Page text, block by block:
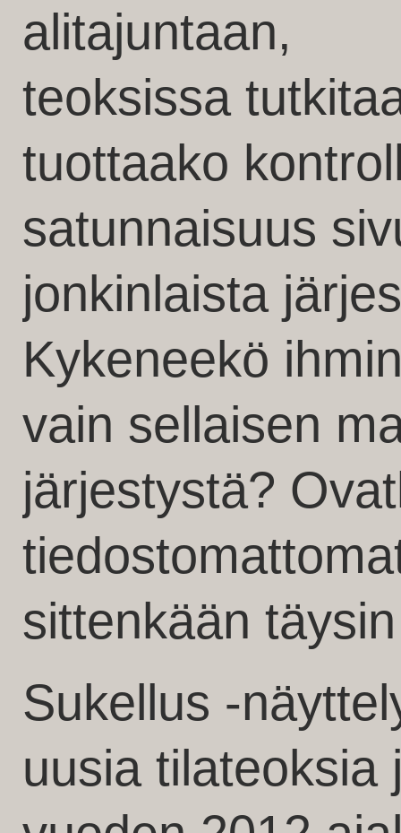
alitajuntaan,
teoksissa
tuottaako
satunnaisuus
jonkinlaista
Kykeneekö
vain sellaisen
järjestystä?
sittenkään
Sukellus -
uusia tilateoksia